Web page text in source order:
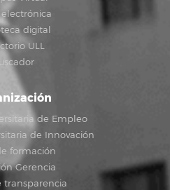
digital
ULL
de Empleo
de Innovación
formación
Gerencia
transparencia